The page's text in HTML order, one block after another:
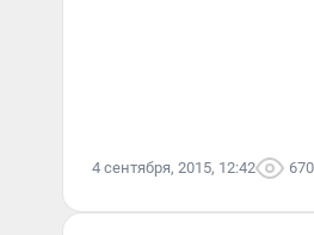
4 сентября, 2015, 12:42 670